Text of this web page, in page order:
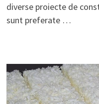
diverse proiecte de
sunt preferate …